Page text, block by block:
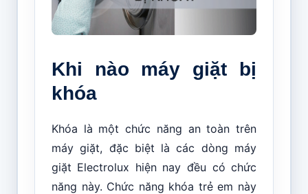
Khi nào máy giặt bị
khóa
Khóa là một chức năng an toàn trên
máy giặt, đặc biệt là các dòng máy
giặt Electrolux hiện nay đều có chức
năng này. Chức năng khóa trẻ em này